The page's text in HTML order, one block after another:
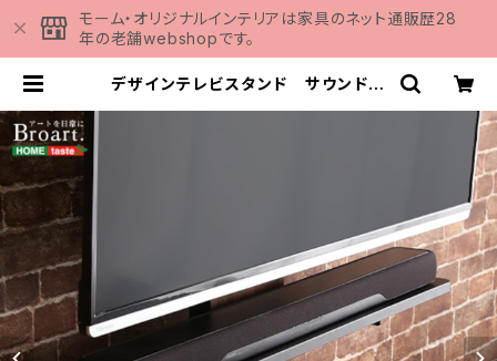
モーム・オリジナルインテリアは家具のネット通販歴28
年の老舗webshopです。
デザインテレビスタンド サウンドバ